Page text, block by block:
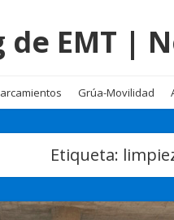
de EMT |
Grúa-Movilidad
Etiqueta: